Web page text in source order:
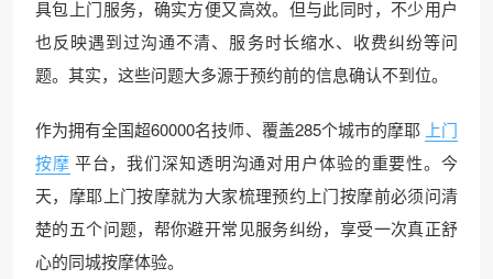
具包上门服务，确实方便又高效。但与此同时，不少用户
也反映遇到过沟通不清、服务时长缩水、收费纠纷等问
题。其实，这些问题大多源于预约前的信息确认不到位。
作为拥有全国超60000名技师、覆盖285个城市的摩耶 上门
按摩 平台，我们深知透明沟通对用户体验的重要性。今
天，摩耶上门按摩就为大家梳理预约上门按摩前必须问清
楚的五个问题，帮你避开常见服务纠纷，享受一次真正舒
心的同城按摩体验。